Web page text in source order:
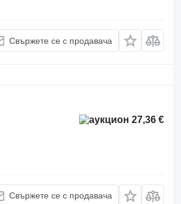
Свържете се с продавача
27,36 €
Свържете се с продавача